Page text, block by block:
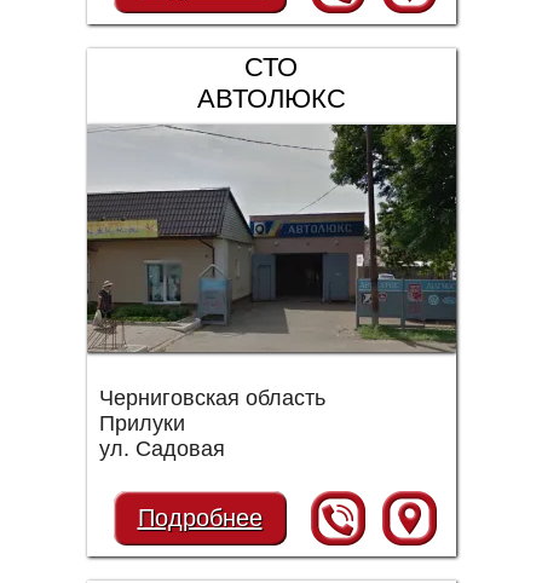
СТО
АВТОЛЮКС
Черниговская область
Прилуки
ул. Садовая
Подробнее